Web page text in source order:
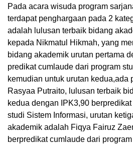
Pada acara wisuda program
terdapat penghargaan pada 2
adalah lulusan terbaik bidang
kepada Nikmatul Hikmah, yang
bidang akademik urutan pertama
predikat cumlaude dari program
kemudian untuk urutan kedua,ada
Rasyaa Putraito, lulusan terbaik
kedua dengan IPK3,90
studi Sistem Informasi, urutan
akademik adalah Fiqya Fairuz
berpredikat cumlaude dari